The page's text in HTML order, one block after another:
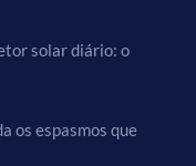
solar diário: o
os espasmos que